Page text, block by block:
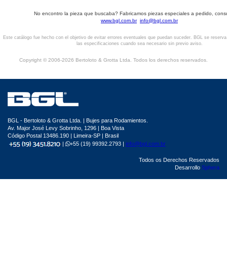
No encontro la pieza que buscaba? Fabricamos piezas especiales a pedido,
www.bgl.com.br info@bgl.com.br
Este catálogo fue hecho con el objetivo de evitar errores eventuales que puedan suceder. BGL se
las especificaciones cuando sea necesario sin previo aviso.
Copyright © 2006-2026 Bertoloto & Grotta Ltda. Todos los derechos reservados.
BGL - Bertoloto & Grotta Ltda. | Bujes para Rodamientos.
Av. Major José Levy Sobrinho, 1296 | Boa Vista
Código Postal 13486.190 | Limeira-SP | Brasil
|
+55 (19) 99392.2793 | info@bgl.com.br
Todos os Derechos Reservados
Desarrollo Sphera